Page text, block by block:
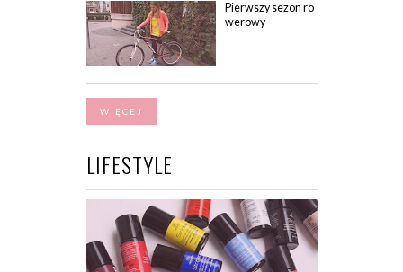
Pierwszy sezon ro
werowy
WIĘCEJ
LIFESTYLE